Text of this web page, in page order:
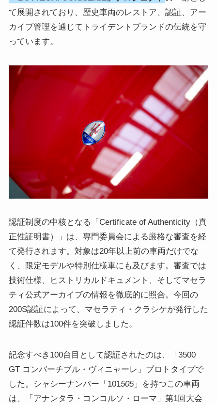
て展開されており、歴史車両のレストア、認証、アー
カイブ管理を通じてトライデントブランドの伝統を守
っています。
認証制度の中核となる「Certificate of Authenticity（真
正性証明書）」は、専門委員会による厳格な審査を経
て発行されます。対象は20年以上前の車両だけでな
く、限定モデルや特別仕様車にも及びます。審査では
技術仕様、ヒストリカルドキュメント、そしてマセラ
ティ公式アーカイブの情報を徹底的に照合。今回の
200S認証によって、マセラティ・クラシケが発行した
認証件数は100件を突破しました。
記念すべき100台目として認証されたのは、「3500
GT コンバーチブル・ヴィニャーレ」プロトタイプで
した。シャシーナンバー「101505」を持つこの車両
は、「アナンタラ・コンコルソ・ローマ」第1回大会